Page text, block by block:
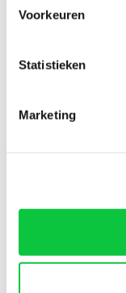
Voorkeuren
Statistieken
Marketing